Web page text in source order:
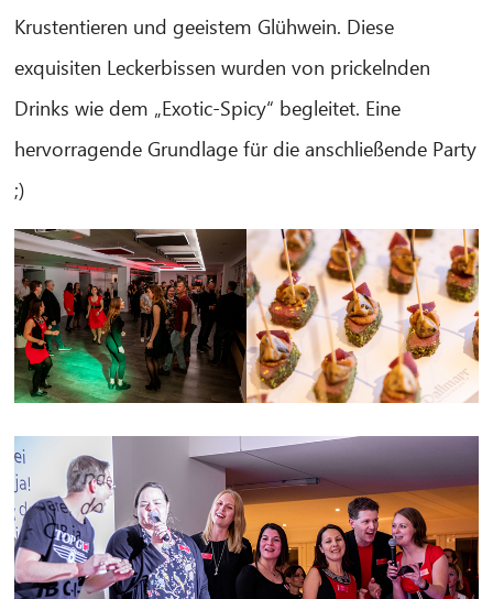
Krustentieren und geeistem Glühwein. Diese
exquisiten Leckerbissen wurden von prickelnden
Drinks wie dem „Exotic-Spicy“ begleitet. Eine
hervorragende Grundlage für die anschließende Party
;)